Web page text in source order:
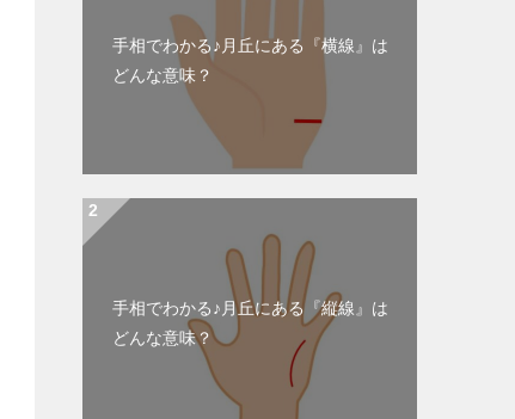
手相でわかる♪月丘にある『横線』は
どんな意味？
手相でわかる♪月丘にある『縦線』は
どんな意味？